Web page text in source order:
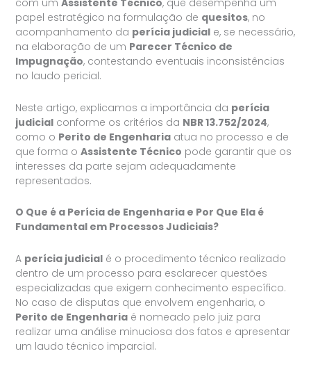
com umAssistente Técnico, que desempenha um
papel estratégico na formulação de quesitos, no
acompanhamento da perícia judicial e, se necessário,
na elaboração de um Parecer Técnico de
Impugnação, contestando eventuais inconsistências
no laudo pericial.
Neste artigo, explicamos a importância da perícia
judicial conforme os critérios da NBR 13.752/2024,
como o Perito de Engenharia atua no processo e de
que forma oAssistente Técnico pode garantir que os
interesses da parte sejam adequadamente
representados.
O Que é a Perícia de Engenharia e Por Que Ela é
Fundamental em Processos Judiciais?
A perícia judicial é o procedimento técnico realizado
dentro de um processo para esclarecer questões
especializadas que exigem conhecimento específico.
No caso de disputas que envolvem engenharia, o
Perito de Engenharia é nomeado pelo juiz para
realizar uma análise minuciosa dos fatos e apresentar
um laudo técnico imparcial.